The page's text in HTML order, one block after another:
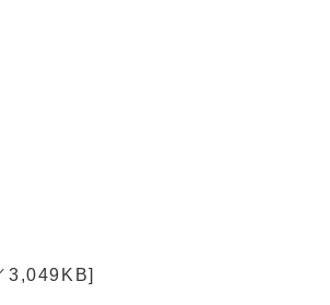
3,049KB]